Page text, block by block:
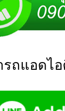
ถแอดไอ